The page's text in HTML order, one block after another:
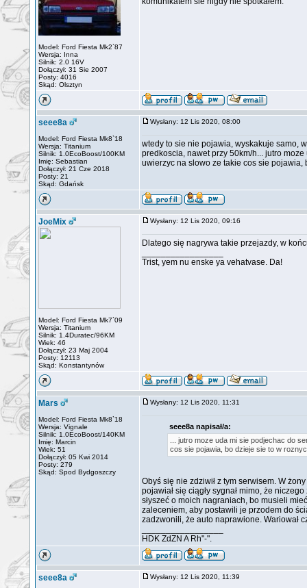
Model: Ford Fiesta Mk2`87
Wersja: Inna
Silnik: 2.0 16V
Dołączył: 31 Sie 2007
Posty: 4016
Skąd: Olsztyn
seee8a
Model: Ford Fiesta Mk8`18
Wersja: Titanium
Silnik: 1.0EcoBoost/100KM
Imię: Sebastian
Dołączył: 21 Cze 2018
Posty: 21
Skąd: Gdańsk
Wysłany: 12 Lis 2020, 08:00
wtedy to sie nie pojawia, wyskakuje samo,
predkoscia, nawet przy 50km/h... jutro
uwierzyc na slowo ze takie cos sie
JoeMix
Model: Ford Fiesta Mk7`09
Wersja: Titanium
Silnik: 1.4Duratec/96KM
Wiek: 46
Dołączył: 23 Maj 2004
Posty: 12113
Skąd: Konstantynów
Wysłany: 12 Lis 2020, 09:16
Dlatego się nagrywa takie przejazdy, w
Trist, yem nu enske ya vehatvase. Da!
Mars
Model: Ford Fiesta Mk8`18
Wersja: Vignale
Silnik: 1.0EcoBoost/140KM
Imię: Marcin
Wiek: 51
Dołączył: 05 Kwi 2014
Posty: 279
Skąd: Spod Bydgoszczy
Wysłany: 12 Lis 2020, 11:31
seee8a napisał/a:
... jutro moze uda mi sie podjechac do
cos sie pojawia, bo dzieje sie to w
Obyś się nie zdziwił z tym serwisem. W
pojawiał się ciągły sygnał mimo, że
słyszeć o moich nagraniach, bo musieli
zaleceniem, aby postawili je przodem do
zadzwonili, że auto naprawione. Wariował
HDK ZdZN A Rh"-".
seee8a Wysłany: 12 Lis 2020, 11:39